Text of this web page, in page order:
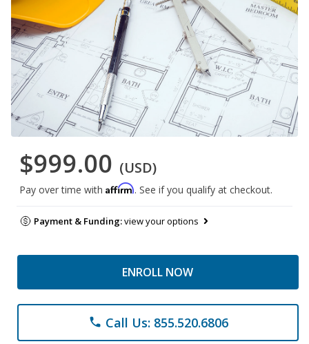
$999.00 (USD)
Pay over time with Affirm. See if you qualify at checkout.
Payment & Funding:view your options
ENROLL NOW
phone Call Us: 855.520.6806